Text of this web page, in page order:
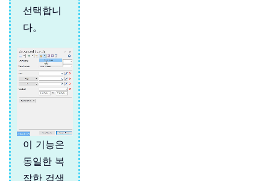
선택합니
다。
이 기능은
동일한 복
잡한 검색